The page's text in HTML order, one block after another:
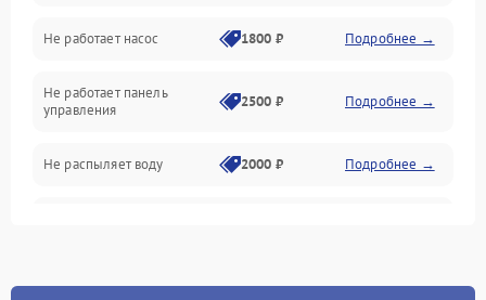
Вода
Гигиена
Программное обеспечение
Не работает насос 1800 ₽ Подробнее →
Не работает панель
управления
2500 ₽ Подробнее →
Не распыляет воду 2000 ₽ Подробнее →
Проблемы с набором